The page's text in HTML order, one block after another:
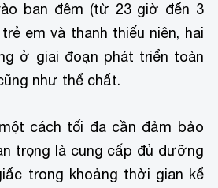
ban đêm (từ 23 giờ đến 3
em và thanh thiếu niên, hai
ở giai đoạn phát triển toàn
như thể chất.
cách tối đa cần đảm bảo
trọng là cung cấp đủ dưỡng
trong khoảng thời gian kể